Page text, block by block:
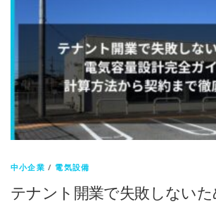
中小企業 / 電気設備
テナント開業で失敗しない